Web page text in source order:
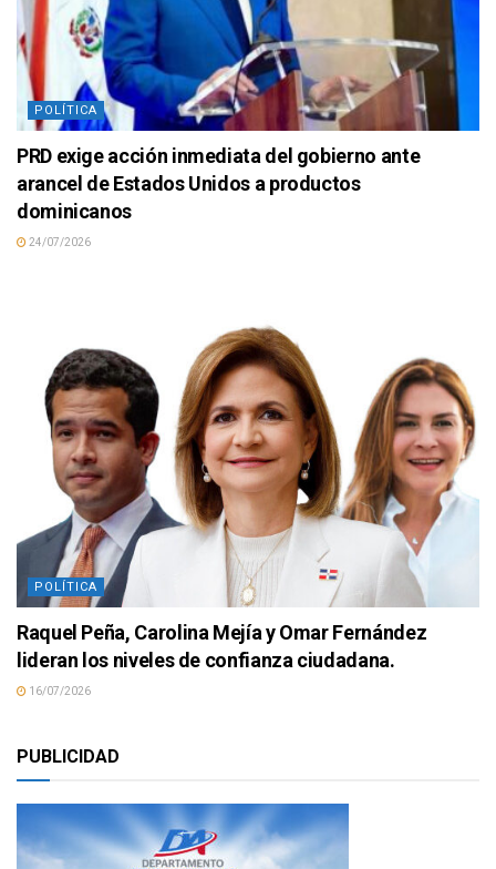
POLÍTICA
PRD exige acción inmediata del gobierno ante
arancel de Estados Unidos a productos
dominicanos
24/07/2026
POLÍTICA
Raquel Peña, Carolina Mejía y Omar Fernández
lideran los niveles de confianza ciudadana.
16/07/2026
PUBLICIDAD